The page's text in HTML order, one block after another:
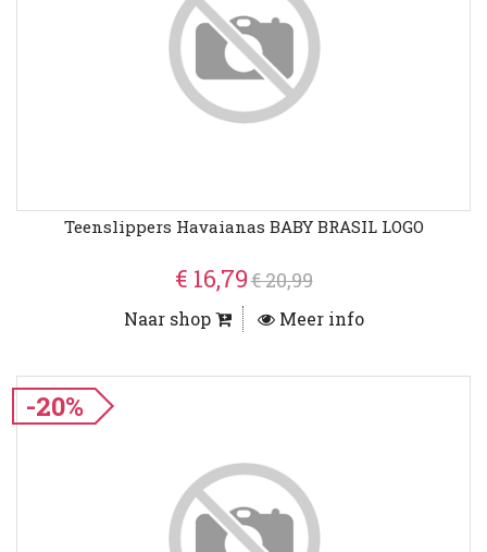
Teenslippers Havaianas BABY BRASIL LOGO
€ 16,79€ 20,99
Naar shop Meer info
-20%